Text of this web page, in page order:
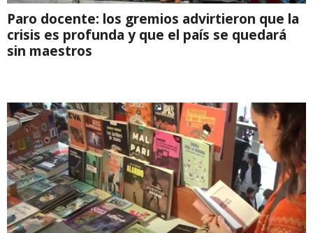
Paro docente: los gremios advirtieron que la
crisis es profunda y que el país se quedará
sin maestros